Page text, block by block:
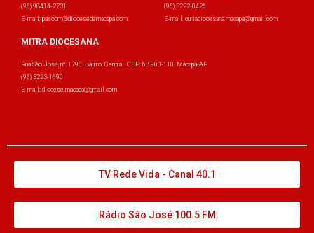
(96) 98414-2731
E-mail: pascom@diocesedemacapa.com
(96) 3222-0426
E-mail: curiadiocesana.macapa@gmail.com
MITRA DIOCESANA
Rua São José, nº: 1790. Bairro: Central. CEP: 68.900-110. Macapá-AP
(96) 3223-1690
E-mail: diocese.macapa@gmail.com
TV Rede Vida - Canal 40.1
Rádio São José 100.5 FM